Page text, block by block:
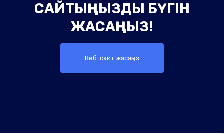
САЙТЫҢЫЗДЫ БҮГІН
ЖАСАҢЫЗ!
Веб-сайт жасаңыз